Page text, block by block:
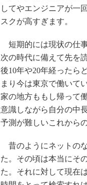
してやエンジニアが一
スクが高すぎます。
短期的には現状の仕
次の時代に備えて先を
後10年や20年経ったら
まり今は東京で働いて
家の地方ももし帰って
意識しながら自分の中
予測が難しいこれから
昔のようにネットの
た。その頃は本当にそ
た。それに対して現在